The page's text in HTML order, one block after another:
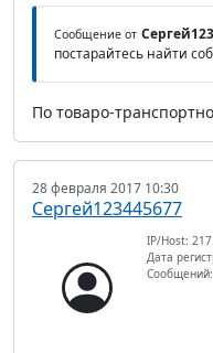
Сообщение от
постарайтесь найти
По товаро-
28 февраля 2017 10:30
Сергей123445677
IP/Host:
Дата